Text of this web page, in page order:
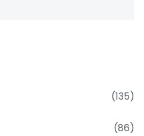
(135)
(86)